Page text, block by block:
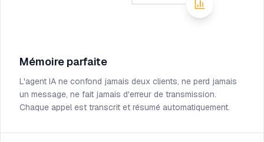
Mémoire parfaite
L'agent IA ne confond jamais deux clients, ne perd jamais
un message, ne fait jamais d'erreur de transmission.
Chaque appel est transcrit et résumé automatiquement.